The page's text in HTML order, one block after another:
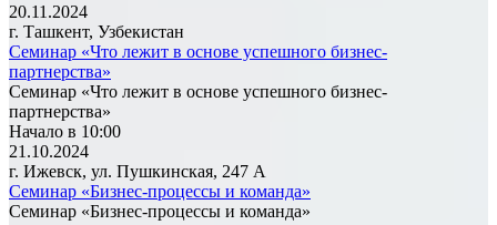
20.11.2024
г. Ташкент, Узбекистан
Семинар «Что лежит в основе успешного бизнес-
партнерства»
Семинар «Что лежит в основе успешного бизнес-
партнерства»
Начало в 10:00
21.10.2024
г. Ижевск, ул. Пушкинская, 247 А
Семинар «Бизнес-процессы и команда»
Семинар «Бизнес-процессы и команда»